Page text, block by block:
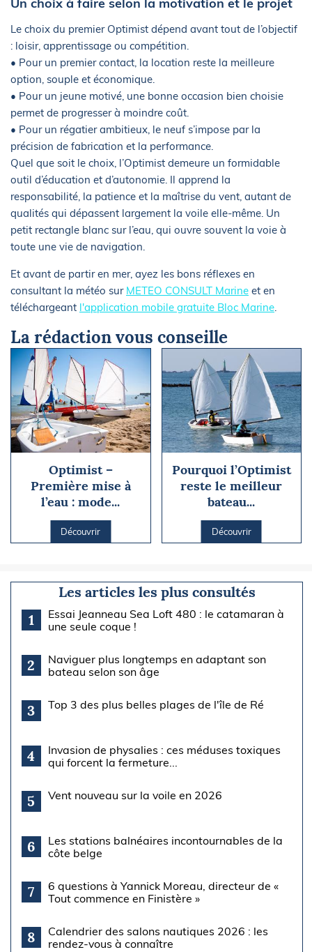
Le choix du premier Optimist dépend avant tout de l’objectif
: loisir, apprentissage ou compétition.
• Pour un premier contact, la location reste la meilleure
option, souple et économique.
• Pour un jeune motivé, une bonne occasion bien choisie
permet de progresser à moindre coût.
• Pour un régatier ambitieux, le neuf s’impose par la
précision de fabrication et la performance.
Quel que soit le choix, l’Optimist demeure un formidable
outil d’éducation et d’autonomie. Il apprend la
responsabilité, la patience et la maîtrise du vent, autant de
qualités qui dépassent largement la voile elle-même. Un
petit rectangle blanc sur l’eau, qui ouvre souvent la voie à
toute une vie de navigation.
Et avant de partir en mer, ayez les bons réflexes en
consultant la météo sur METEO CONSULT Marine et en
téléchargeant l'application mobile gratuite Bloc Marine
La rédaction vous conseille
Optimist –
Première mise à
l’eau : mode...
Découvrir
Pourquoi l’Optimist
reste le meilleur
bateau...
Découvrir
Les articles les plus consultés
1
Essai Jeanneau Sea Loft 480 : le catamaran à
une seule coque !
2
Naviguer plus longtemps en adaptant son
bateau selon son âge
3 Top 3 des plus belles plages de l'île de Ré
4
Invasion de physalies : ces méduses toxiques
qui forcent la fermeture...
5 Vent nouveau sur la voile en 2026
6
Les stations balnéaires incontournables de la
côte belge
7
6 questions à Yannick Moreau, directeur de «
Tout commence en Finistère »
8
Calendrier des salons nautiques 2026 : les
rendez-vous à connaître